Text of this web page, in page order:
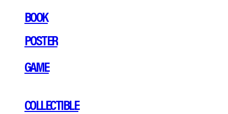
BOOK
POSTER
GAME
COLLECTIBLE